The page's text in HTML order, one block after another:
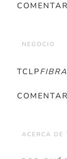
NEGOCIO
TCLPFIBRA
ACERCA DE